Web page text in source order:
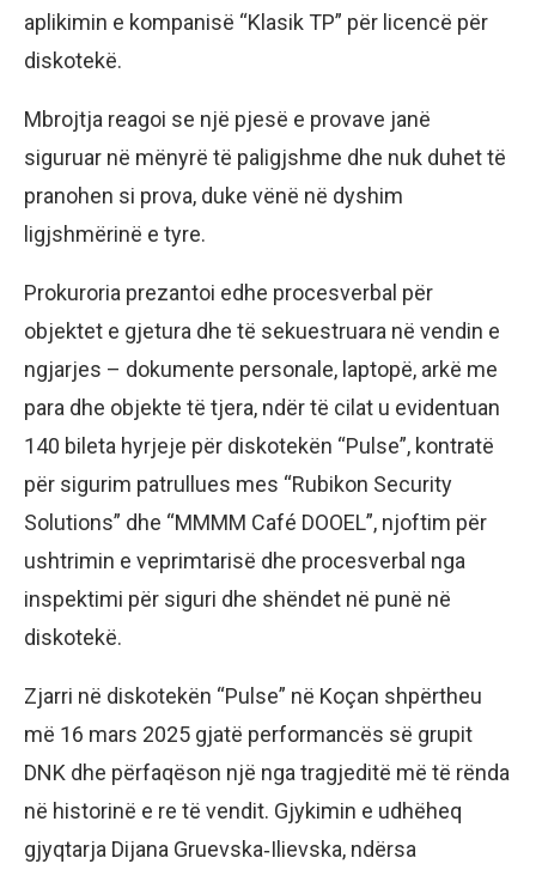
aplikimin e kompanisë “Klasik TP” për licencë për
diskotekë.
Mbrojtja reagoi se një pjesë e provave janë
siguruar në mënyrë të paligjshme dhe nuk duhet të
pranohen si prova, duke vënë në dyshim
ligjshmërinë e tyre.
Prokuroria prezantoi edhe procesverbal për
objektet e gjetura dhe të sekuestruara në vendin e
ngjarjes – dokumente personale, laptopë, arkë me
para dhe objekte të tjera, ndër të cilat u evidentuan
140 bileta hyrjeje për diskotekën “Pulse”, kontratë
për sigurim patrullues mes “Rubikon Security
Solutions” dhe “MMMM Café DOOEL”, njoftim për
ushtrimin e veprimtarisë dhe procesverbal nga
inspektimi për siguri dhe shëndet në punë në
diskotekë.
Zjarri në diskotekën “Pulse” në Koçan shpërtheu
më 16 mars 2025 gjatë performancës së grupit
DNK dhe përfaqëson një nga tragjeditë më të rënda
në historinë e re të vendit. Gjykimin e udhëheq
gjyqtarja Dijana Gruevska‑Ilievska, ndërsa